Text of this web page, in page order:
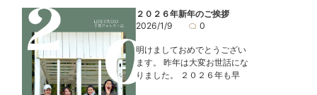
２０２６年新年のご挨拶
2026/1/9
0
明けましておめでとうござい
ます。 昨年は大変お世話にな
りました。 ２０２６年も早